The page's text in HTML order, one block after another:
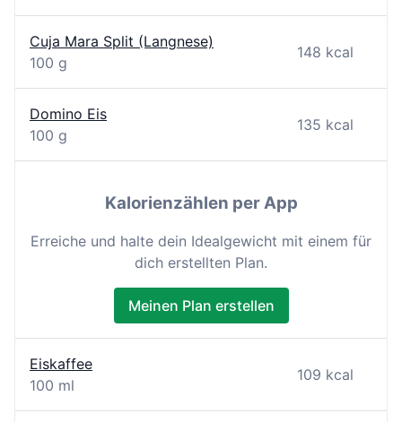
Cuja Mara Split (Langnese)
100 g
148 kcal
Domino Eis
100 g
135 kcal
Kalorienzählen per App
Erreiche und halte dein Idealgewicht mit einem für
dich erstellten Plan.
Meinen Plan erstellen
Eiskaffee
100 ml
109 kcal